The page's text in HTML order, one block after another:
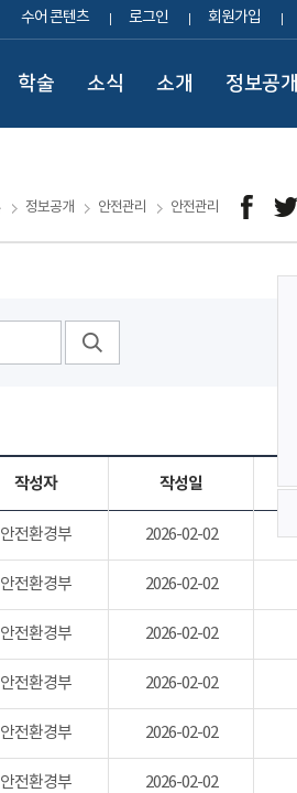
수어 콘텐츠 로그인 회원가입
학술 소식 소개 정보공개
정보공개 안전관리 안전관리
작성자 작성일
안전환경부 2026-02-02
안전환경부 2026-02-02
안전환경부 2026-02-02
안전환경부 2026-02-02
안전환경부 2026-02-02
안전환경부 2026-02-02